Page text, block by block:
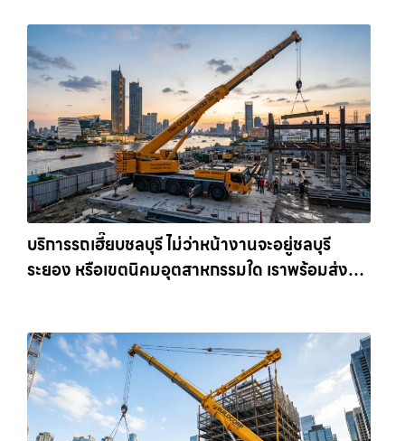
บริการรถเฮี๊ยบชลบุรี ไม่ว่าหน้างานจะอยู่ชลบุรี
ระยอง หรือเขตนิคมอุตสาหกรรมใด เราพร้อมส่งรถ